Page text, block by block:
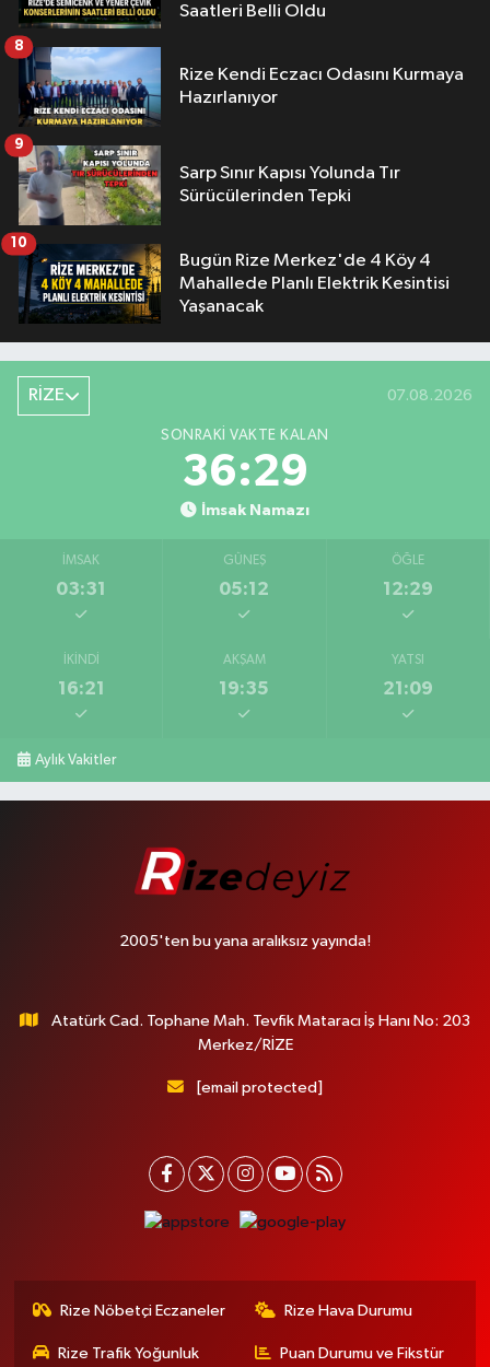
Saatleri Belli Oldu
Rize Kendi Eczacı Odasını Kurmaya
Hazırlanıyor
8
Sarp Sınır Kapısı Yolunda Tır
Sürücülerinden Tepki
9
Bugün Rize Merkez'de 4 Köy 4
Mahallede Planlı Elektrik Kesintisi
Yaşanacak
10
RİZE 07.08.2026
SONRAKI VAKTE KALAN
36:28
İmsak Namazı
İMSAK
03:31
GÜNEŞ
05:12
ÖĞLE
12:29
İKINDI
16:21
AKŞAM
19:35
YATSI
21:09
Aylık Vakitler
2005'ten bu yana aralıksız yayında!
Atatürk Cad. Tophane Mah. Tevfik Mataracı İş Hanı No: 203
Merkez/RİZE
[email protected]
Rize Nöbetçi Eczaneler Rize Hava Durumu
Rize Trafik Yoğunluk Puan Durumu ve Fikstür